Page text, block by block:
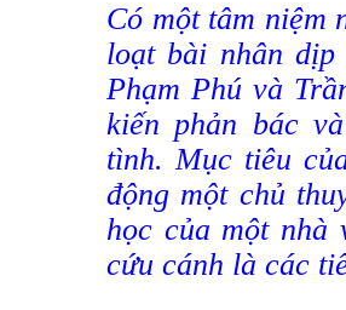
Có một tâm niệm
loạt bài nhân
Phạm Phú và
kiến phản bác
tình. Mục tiêu
động một chủ
học của một
cứu cánh là các